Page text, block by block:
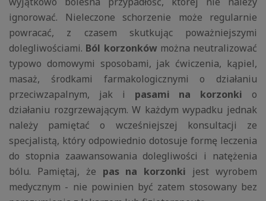
ignorować. Nieleczone schorzenie może regularnie
powracać, z czasem skutkując poważniejszymi
dolegliwościami. Ból korzonkówmożna neutralizować
typowo domowymi sposobami, jak ćwiczenia, kąpiel,
masaż, środkami farmakologicznymi o działaniu
przeciwzapalnym, jak i pasami na korzonki o
działaniu rozgrzewającym. W każdym wypadku jednak
należy pamiętać o wcześniejszej konsultacji ze
specjalistą, który odpowiednio dotosuje formę leczenia
do stopnia zaawansowania dolegliwości i natężenia
bólu. Pamiętaj, że pas na korzonki jest wyrobem
medycznym - nie powinien być zatem stosowany bez